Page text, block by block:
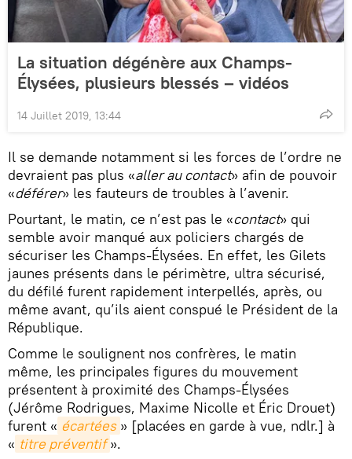
La situation dégénère aux Champs-
Élysées, plusieurs blessés – vidéos
14 Juillet 2019, 13:44
Il se demande notamment si les forces de l’ordre ne
devraient pas plus «aller au contact» afin de pouvoir
«déférer» les fauteurs de troubles à l’avenir.
Pourtant, le matin, ce n’est pas le «contact» qui
semble avoir manqué aux policiers chargés de
sécuriser les Champs-Élysées. En effet, les Gilets
jaunes présents dans le périmètre, ultra sécurisé,
du défilé furent rapidement interpellés, après, ou
même avant, qu’ils aient conspué le Président de la
République.
Comme le soulignent nos confrères, le matin
même, les principales figures du mouvement
présentent à proximité des Champs-Élysées
(Jérôme Rodrigues, Maxime Nicolle et Éric Drouet)
furent « écartées » [placées en garde à vue, ndlr.] à
« titre préventif ».